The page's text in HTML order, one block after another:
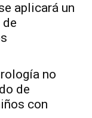
aplicará un
no
de
con